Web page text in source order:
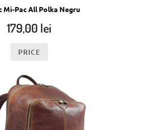
Mi-Pac All Polka Negru
179,00 lei
PRICE